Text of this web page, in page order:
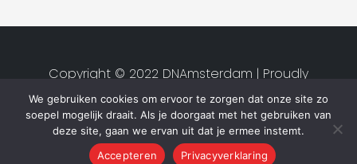
We gebruiken cookies om ervoor te zorgen dat onze site zo
soepel mogelijk draait. Als je doorgaat met het gebruiken van
deze site, gaan we ervan uit dat je ermee instemt.
Accepteren
Privacyverklaring
Copyright © 2022 DNAmsterdam | Proudly
created byStudio van Zwet |
Privacyverklaring|Algemene
voorwaarden